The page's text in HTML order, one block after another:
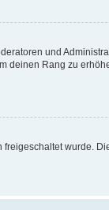
und
deinen Rang zu
wurde.